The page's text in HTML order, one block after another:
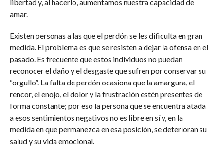
libertad y, al hacerlo, aumentamos nuestra capacidad de
amar.
Existen personas a las que el perdón se les dificulta en gran
medida. El problema es que se resisten a dejar la ofensa en el
pasado. Es frecuente que estos individuos no puedan
reconocer el daño y el desgaste que sufren por conservar su
“orgullo”. La falta de perdón ocasiona que la amargura, el
rencor, el enojo, el dolor y la frustración estén presentes de
forma constante; por eso la persona que se encuentra atada
a esos sentimientos negativos no es libre en sí y, en la
medida en que permanezca en esa posición, se deterioran su
salud y su vida emocional.